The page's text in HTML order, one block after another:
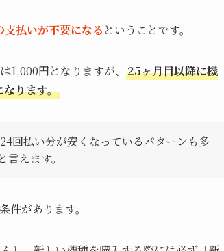
払いが不要になる ということです。
1,000円となりますが、 25ヶ月目以降に機
ります。
回払い分が安くなっているパターンも多
えます。
があります。